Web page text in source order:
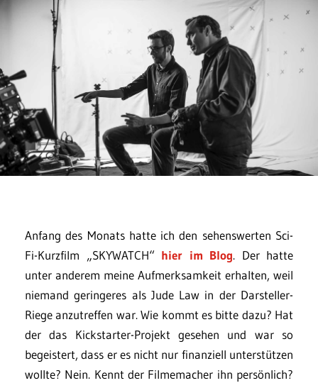
Anfang des Monats hatte ich den sehenswerten Sci-
Fi-Kurzfilm „SKYWATCH“ hier im Blog. Der hatte
unter anderem meine Aufmerksamkeit erhalten, weil
niemand geringeres als Jude Law in der Darsteller-
Riege anzutreffen war. Wie kommt es bitte dazu? Hat
der das Kickstarter-Projekt gesehen und war so
begeistert, dass er es nicht nur finanziell unterstützen
wollte? Nein. Kennt der Filmemacher ihn persönlich?